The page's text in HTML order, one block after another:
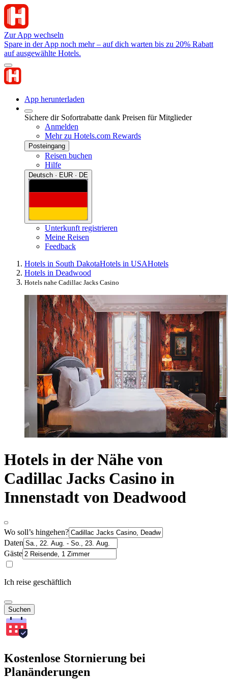
Zur App wechseln
Spare in der App noch mehr – auf dich warten bis zu 20% Rabatt
auf ausgewählte Hotels.
App herunterladen
Sichere dir Sofortrabatte dank Preisen für Mitglieder
Anmelden
Mehr zu Hotels.com Rewards
Posteingang
Reisen buchen
Hilfe
Deutsch · EUR · DE
Unterkunft registrieren
Meine Reisen
Feedback
Hotels in South DakotaHotels in USAHotels
Hotels in Deadwood
Hotels nahe Cadillac Jacks Casino
Hotels in der Nähe von
Cadillac Jacks Casino in
Innenstadt von Deadwood
Wo soll’s hingehen?
Daten
Gäste
Ich reise geschäftlich
Suchen
Kostenlose Stornierung bei
Planänderungen